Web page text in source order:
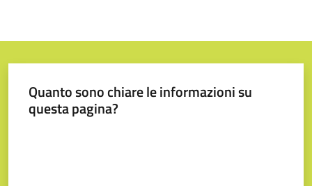
Quanto sono chiare le informazioni su
questa pagina?